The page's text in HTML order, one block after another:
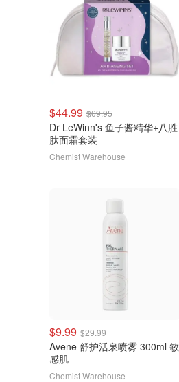
$44.99 $69.95
Dr LeWinn's 鱼子酱精华+八胜
肽面霜套装
Chemist Warehouse
$9.99 $29.99
Avene 舒护活泉喷雾 300ml 敏
感肌
Chemist Warehouse